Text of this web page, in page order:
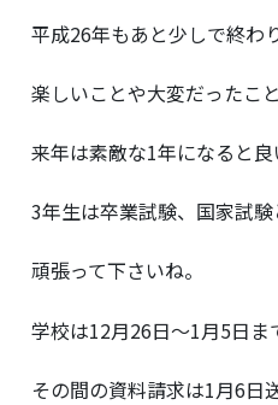
平成26年もあと少しで終わ
楽しいことや大変だったこ
来年は素敵な1年になると良
3年生は卒業試験、国家試
頑張って下さいね。
学校は12月26日～1月5日ま
その間の資料請求は1月6日